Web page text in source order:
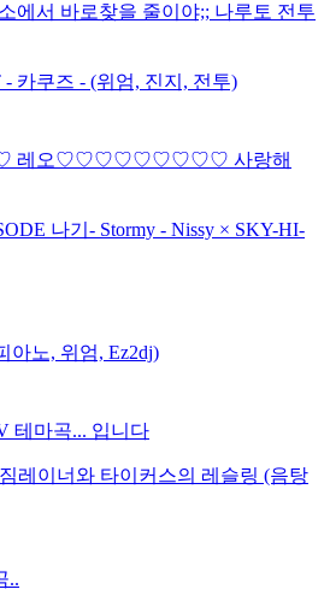
에서 바로찾을 줄이야;; 나루토 전투
카쿠즈 - (위엄, 진지, 전투)
오♡♡♡♡♡♡♡♡♡ 사랑해
나기- Stormy - Nissy × SKY-HI-
아노, 위엄, Ez2dj)
테마곡... 입니다
레이너와 타이커스의 레슬링 (음탕
..